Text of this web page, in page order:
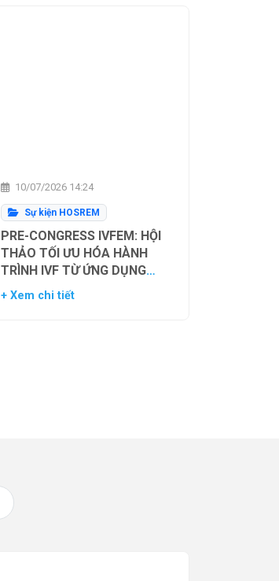
10/07/2026 14:24
Sự kiện HOSREM
PRE-CONGRESS IVFEM: HỘI
THẢO TỐI ƯU HÓA HÀNH
TRÌNH IVF TỪ ỨNG DỤNG
HIỆN TẠI ĐẾN XU HƯỚNG
+ Xem chi tiết